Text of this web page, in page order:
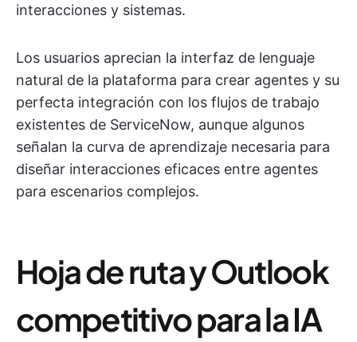
interacciones y sistemas.
Los usuarios aprecian la interfaz de lenguaje
natural de la plataforma para crear agentes y su
perfecta integración con los flujos de trabajo
existentes de ServiceNow, aunque algunos
señalan la curva de aprendizaje necesaria para
diseñar interacciones eficaces entre agentes
para escenarios complejos.
Hoja de ruta y Outlook
competitivo para la IA